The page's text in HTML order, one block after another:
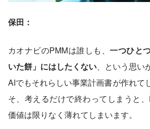
保田：
カオナビのPMMは誰しも、一つひと
いた餅」にはしたくない、という思い
AIでもそれらしい事業計画書が作れて
そ、考えるだけで終わってしまうと
価値は限りなく薄れてしまいます。